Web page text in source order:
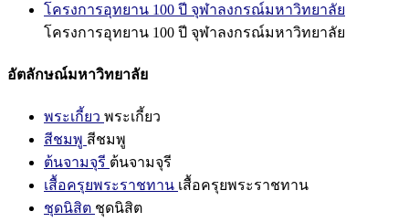
โครงการอุทยาน 100 ปี จุฬาลงกรณ์มหาวิทยาลัย
โครงการอุทยาน 100 ปี จุฬาลงกรณ์มหาวิทยาลัย
อัตลักษณ์มหาวิทยาลัย
พระเกี้ยว พระเกี้ยว
สีชมพู สีชมพู
ต้นจามจุรี ต้นจามจุรี
เสื้อครุยพระราชทาน เสื้อครุยพระราชทาน
ชุดนิสิต ชุดนิสิต